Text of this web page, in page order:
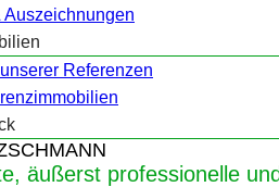
Auszeichnungen
Referenzen
äußerst professionelle